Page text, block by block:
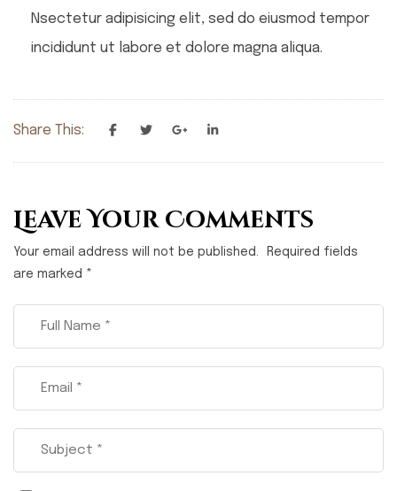
Nsectetur adipisicing elit, sed do eiusmod tempor
incididunt ut labore et dolore magna aliqua.
Share This:
Leave Your Comments
Your email address will not be published.
Required fields
are marked *